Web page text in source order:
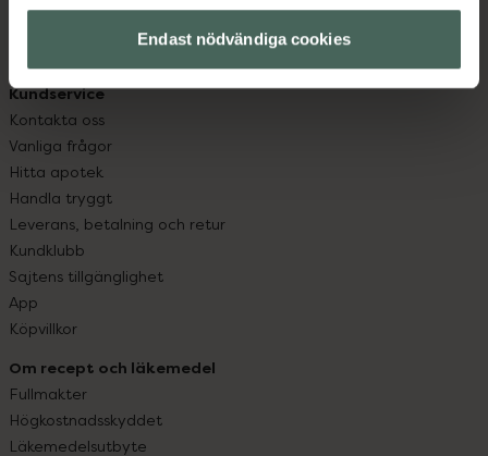
Endast nödvändiga cookies
hjälpa just dig att må lite bättre. Välkommen att prata
Kundservice
Kontakta oss
Vanliga frågor
Hitta apotek
Handla tryggt
Leverans, betalning och retur
Kundklubb
Sajtens tillgänglighet
App
Köpvillkor
Om recept och läkemedel
Fullmakter
Högkostnadsskyddet
Läkemedelsutbyte